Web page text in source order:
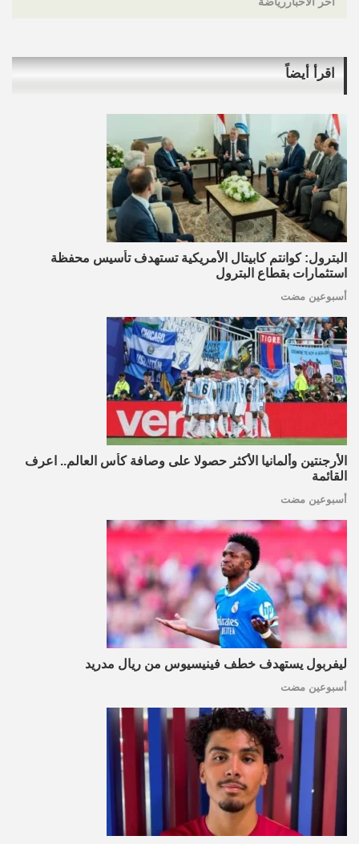
اقرأ أيضاً
البترول: كوانتم كابيتال الأمريكية تستهدف تأسيس محفظة
استثمارات بقطاع البترول
أسبوعين مضت
الأرجنتين وألمانيا الأكثر حصولا على وصافة كأس العالم.. اعرف
القائمة
أسبوعين مضت
ليفربول يستهدف خطف فينيسيوس من ريال مدريد
أسبوعين مضت